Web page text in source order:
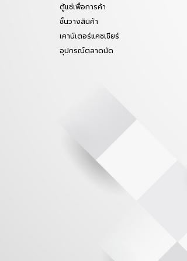
ตู้แช่เพื่อการค้า
ชั้นวางสินค้า
เคาน์เตอร์แคชเชียร์
อุปกรณ์ตลาดนัด